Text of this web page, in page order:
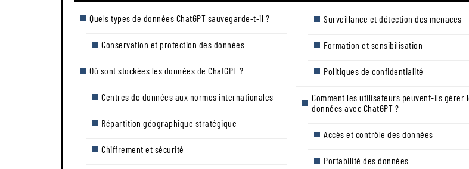
Quels types de données ChatGPT sauvegarde-t-il ?
Conservation et protection des données
Où sont stockées les données de ChatGPT ?
Centres de données aux normes internationales
Répartition géographique stratégique
Chiffrement et sécurité
Surveillance et détection des menaces
Formation et sensibilisation
Politiques de confidentialité
Comment les utilisateurs peuvent-ils gérer
données avec ChatGPT ?
Accès et contrôle des données
Portabilité des données